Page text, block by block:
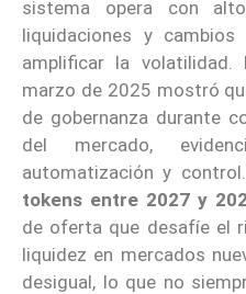
sistema opera con
liquidaciones y
amplificar la volatilidad.
marzo de 2025 mostró
de gobernanza durante
del mercado,
automatización y
tokens entre 2027 y
de oferta que desafíe el
liquidez en mercados
desigual, lo que no